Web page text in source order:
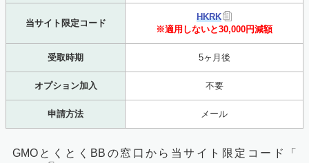
当サイト限定コード
HKRK
※適用しないと30,000円減額
受取時期 5ヶ月後
オプション加入 不要
申請方法 メール
GMOとくとくBBの窓口から当サイト限定コード「